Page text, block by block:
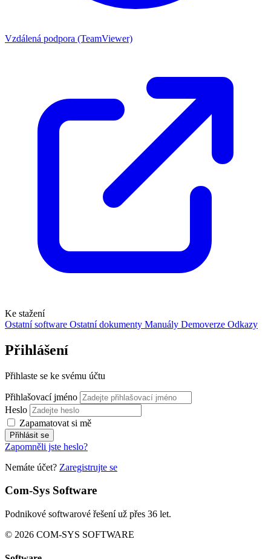
Vzdálená podpora (TeamViewer)
Ke stažení
Ostatní software Ostatní dokumenty Manuály Demoverze Odkazy
Přihlášení
Přihlaste se ke svému účtu
Přihlašovací jméno
Heslo
Zapamatovat si mě
Přihlásit se
Zapomněli jste heslo?
Nemáte účet? Zaregistrujte se
Com-Sys Software
Podnikové softwarové řešení už přes 36 let.
© 2026 COM-SYS SOFTWARE